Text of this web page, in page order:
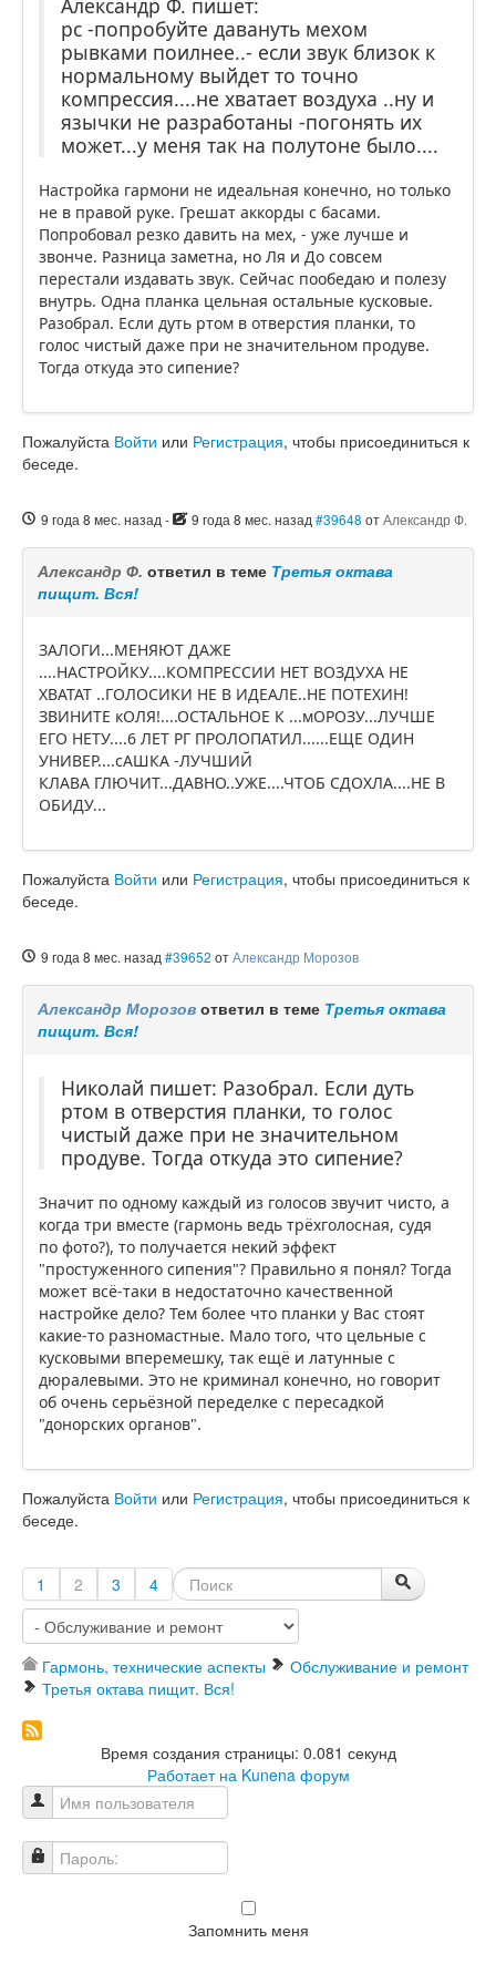
Александр Ф. пишет:
рс -попробуйте давануть мехом
рывками поилнее..- если звук близок к
нормальному выйдет то точно
компрессия....не хватает воздуха ..ну и
язычки не разработаны -погонять их
может...у меня так на полутоне было....
Настройка гармони не идеальная конечно, но только
не в правой руке. Грешат аккорды с басами.
Попробовал резко давить на мех, - уже лучше и
звонче. Разница заметна, но Ля и До совсем
перестали издавать звук. Сейчас пообедаю и полезу
внутрь. Одна планка цельная остальные кусковые.
Разобрал. Если дуть ртом в отверстия планки, то
голос чистый даже при не значительном продуве.
Тогда откуда это сипение?
Пожалуйста Войти или Регистрация, чтобы присоединиться к
беседе.
9 года 8 мес. назад - 9 года 8 мес. назад #39648 отАлександр Ф.
Александр Ф. ответил в теме Третья октава
пищит. Вся!
ЗАЛОГИ...МЕНЯЮТ ДАЖЕ
....НАСТРОЙКУ....КОМПРЕССИИ НЕТ ВОЗДУХА НЕ
ХВАТАТ ..ГОЛОСИКИ НЕ В ИДЕАЛЕ..НЕ ПОТЕХИН!
ЗВИНИТЕ кОЛЯ!....ОСТАЛЬНОЕ К ...мОРОЗУ...ЛУЧШЕ
ЕГО НЕТУ....6 ЛЕТ РГ ПРОЛОПАТИЛ......ЕЩЕ ОДИН
УНИВЕР....сАШКА -ЛУЧШИЙ
КЛАВА ГЛЮЧИТ...ДАВНО..УЖЕ....ЧТОБ СДОХЛА....НЕ В
ОБИДУ...
Пожалуйста Войти или Регистрация, чтобы присоединиться к
беседе.
9 года 8 мес. назад #39652 отАлександр Морозов
Александр Морозов ответил в теме Третья октава
пищит. Вся!
Николай пишет: Разобрал. Если дуть
ртом в отверстия планки, то голос
чистый даже при не значительном
продуве. Тогда откуда это сипение?
Значит по одному каждый из голосов звучит чисто, а
когда три вместе (гармонь ведь трёхголосная, судя
по фото?), то получается некий эффект
"простуженного сипения"? Правильно я понял? Тогда
может всё-таки в недостаточно качественной
настройке дело? Тем более что планки у Вас стоят
какие-то разномастные. Мало того, что цельные с
кусковыми вперемешку, так ещё и латунные с
дюралевыми. Это не криминал конечно, но говорит
об очень серьёзной переделке с пересадкой
"донорских органов".
Пожалуйста Войти или Регистрация, чтобы присоединиться к
беседе.
1 2 3 4
Гармонь, технические аспекты
Обслуживание и ремонт
Третья октава пищит. Вся!
Время создания страницы: 0.081 секунд
Работает на Kunena форум
Имя пользователя
Пароль:
Запомнить меня